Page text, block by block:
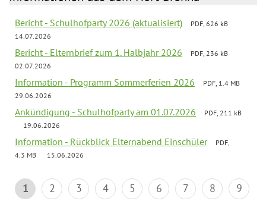
Bericht - Schulhofparty 2026 (aktualisiert)
PDF, 626 kB
14.07.2026
Bericht - Elternbrief zum 1. Halbjahr 2026
PDF, 236 kB
02.07.2026
Information - Programm Sommerferien 2026
PDF, 1.4 MB
29.06.2026
Ankündigung - Schulhofparty am 01.07.2026
PDF, 211 kB
19.06.2026
Information - Rückblick Elternabend Einschüler
PDF,
4.3 MB
15.06.2026
1 2 3 4 5 6 7 8
9